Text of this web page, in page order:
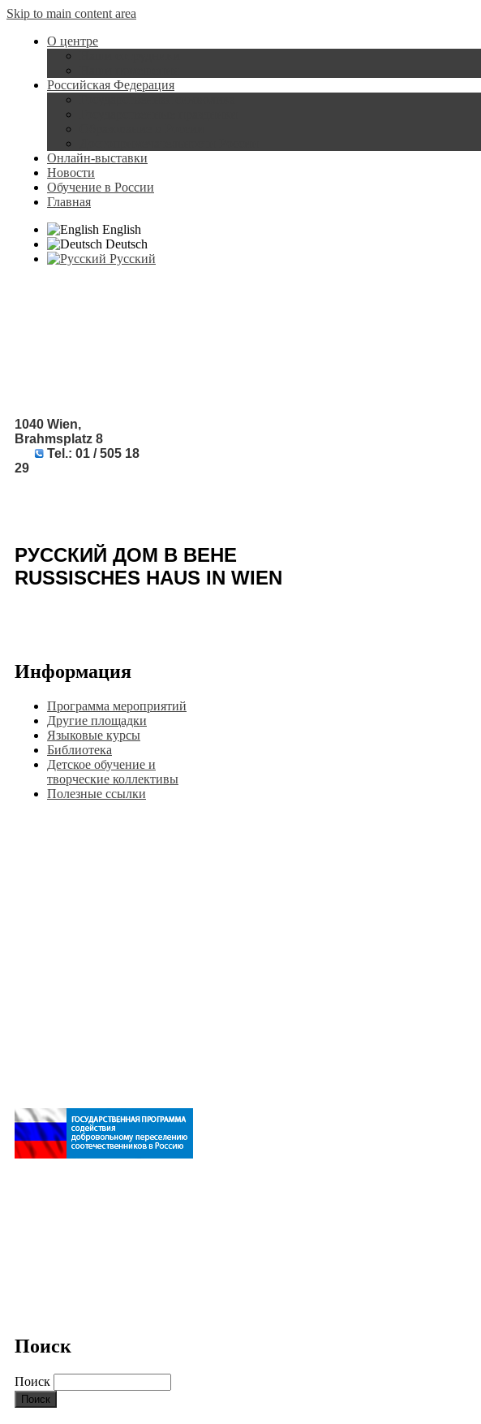
Skip to main content area
О центре
Российская Федерация
Онлайн-выставки
Новости
Обучение в России
Главная
English
Deutsch
Русский
1040 Wien,
Brahmsplatz 8
Tel.: 01 / 505 18
29
РУССКИЙ ДОМ В ВЕНЕ
RUSSISCHES HAUS IN WIEN
Информация
Программа мероприятий
Другие площадки
Языковые курсы
Библиотека
Детское обучение и
творческие коллективы
Полезные ссылки
Поиск
Поиск